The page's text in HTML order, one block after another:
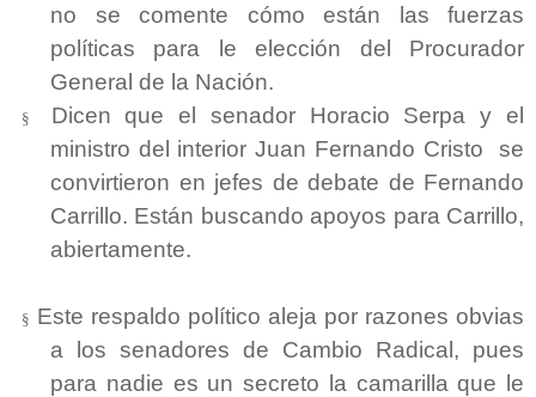
no se comente cómo están las fuerzas
políticas para le elección del Procurador
General de la Nación.
§
Dicen que el senador Horacio Serpa y el
ministro del interior Juan Fernando Cristo se
convirtieron en jefes de debate de Fernando
Carrillo. Están buscando apoyos para Carrillo,
abiertamente.
§ Este respaldo político aleja por razones obvias
a los senadores de Cambio Radical, pues
para nadie es un secreto la camarilla que le